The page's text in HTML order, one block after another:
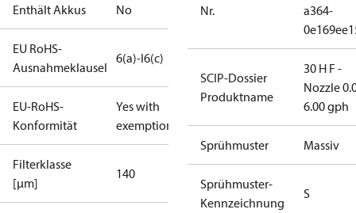
Enthält Akkus No
EU RoHS-
Ausnahmeklausel
6(a)-I6(c)
EU-RoHS-
Konformität
Yes with
exemptions
Filterklasse
[µm]
140
Nr.
a364-
SCIP-Dossier
Produktname
30 H F -
Nozzle
6.00 gph
Sprühmuster Massiv
Sprühmuster-
Kennzeichnung
S